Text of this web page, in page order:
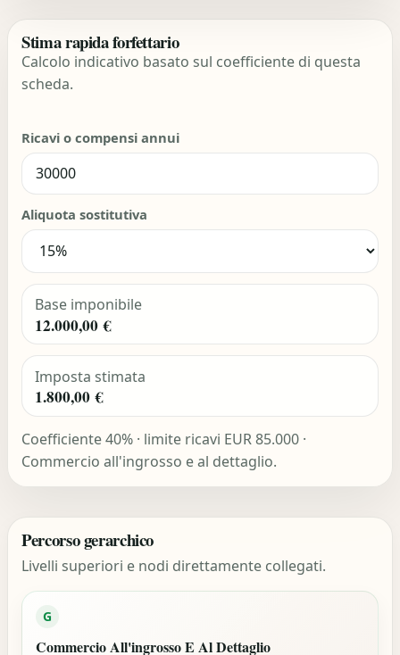
Stima rapida forfettario
Calcolo indicativo basato sul coefficiente di questa
scheda.
Ricavi o compensi annui
Aliquota sostitutiva
Base imponibile
12.000,00 €
Imposta stimata
1.800,00 €
Coefficiente 40% · limite ricavi EUR 85.000 ·
Commercio all'ingrosso e al dettaglio.
Percorso gerarchico
Livelli superiori e nodi direttamente collegati.
G
Commercio All'ingrosso E Al Dettaglio